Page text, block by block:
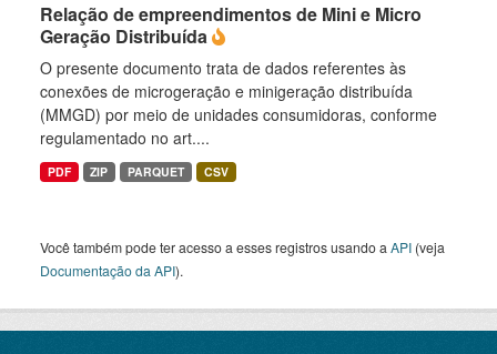
Relação de empreendimentos de Mini e Micro
Geração Distribuída
O presente documento trata de dados referentes às
conexões de microgeração e minigeração distribuída
(MMGD) por meio de unidades consumidoras, conforme
regulamentado no art....
PDF ZIP PARQUET CSV
Você também pode ter acesso a esses registros usando a API (veja
Documentação da API).